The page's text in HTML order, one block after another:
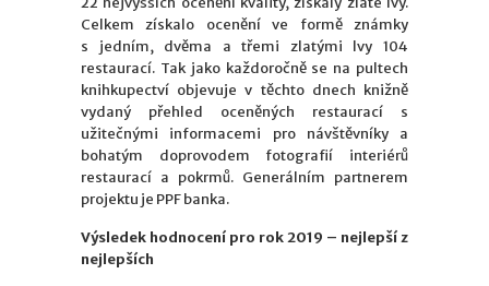
Celkem získalo ocenění ve formě známky
s jedním, dvěma a třemi zlatými lvy 104
restaurací. Tak jako každoročně se na pultech
knihkupectví objevuje v těchto dnech knižně
vydaný přehled oceněných restaurací s
užitečnými informacemi pro návštěvníky a
bohatým doprovodem fotografií interiérů
restaurací a pokrmů. Generálním partnerem
projektu je PPF banka.
Výsledek hodnocení pro rok 2019 – nejlepší z
nejlepších